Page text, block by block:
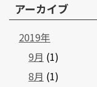
アーカイブ
2019年
9月 (1)
8月 (1)